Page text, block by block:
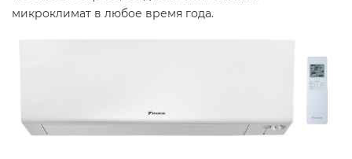
микроклимат в любое время года.